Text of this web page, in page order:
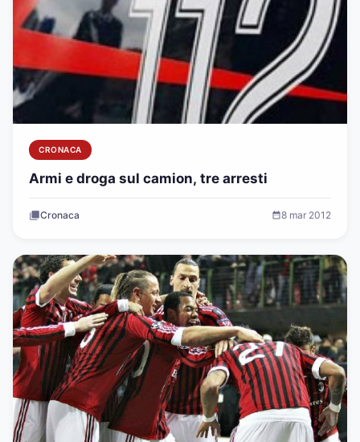
CRONACA
Armi e droga sul camion, tre arresti
Cronaca 8 mar 2012